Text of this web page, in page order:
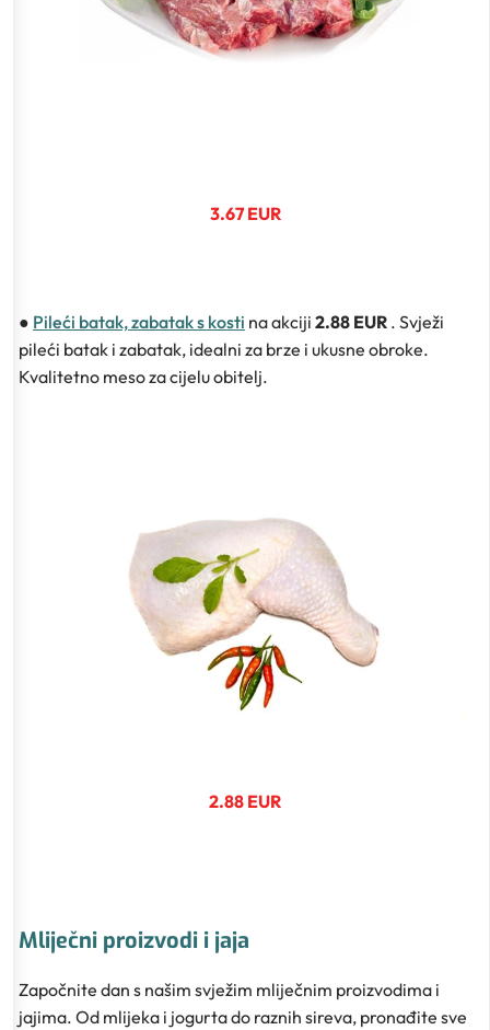
3.67 EUR
● Pileći batak, zabatak s kosti na akciji 2.88 EUR . Svježi
pileći batak i zabatak, idealni za brze i ukusne obroke.
Kvalitetno meso za cijelu obitelj.
2.88 EUR
Mliječni proizvodi i jaja
Započnite dan s našim svježim mliječnim proizvodima i
jajima. Od mlijeka i jogurta do raznih sireva, pronađite sve